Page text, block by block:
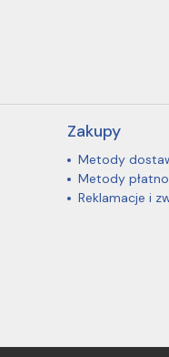
Zakupy
Metody
Metody
Reklamacje i